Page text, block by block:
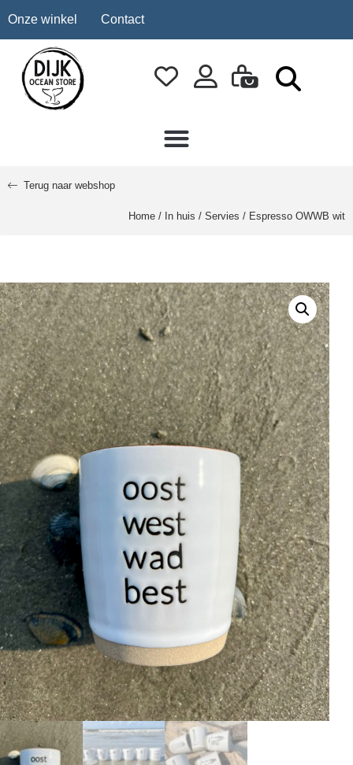
Onze winkel Contact
Terug naar webshop
Home / In huis / Servies / Espresso OWWB wit